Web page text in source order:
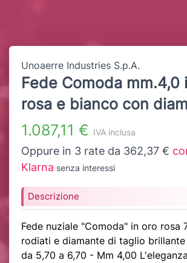
Unoaerre Industries S.p.A.
Fede Comoda mm.4,0
rosa e bianco con
1.087,11 € IVA inclusa
Oppure in 3 rate da 362,37 €
Klarna senza interessi
Descrizione
Fede nuziale "Comoda" in oro rosa
rodiati e diamante di taglio
da 5,70 a 6,70 - Mm 4,00